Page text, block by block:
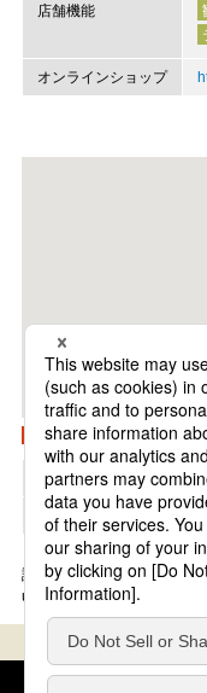
店舗機能
オンラインショップ
Googleマップで開く
地方
所在エリア
詳細は変更になる場合がご
update: 2025年8月27日
クッキー